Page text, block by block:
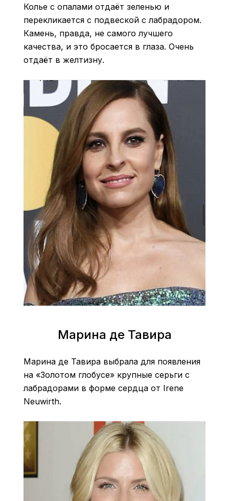
Колье с опалами отдаёт зеленью и
перекликается с подвеской с лабрадором.
Камень, правда, не самого лучшего
качества, и это бросается в глаза. Очень
отдаёт в желтизну.
Марина де Тавира
Марина де Тавира выбрала для появления
на «Золотом глобусе» крупные серьги с
лабрадорами в форме сердца от Irene
Neuwirth.